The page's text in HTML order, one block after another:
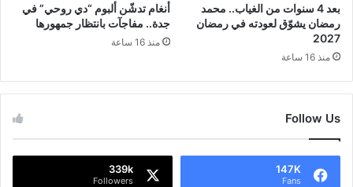
بعد 4 سنوات من الغياب.. محمد
رمضان يشوّق لعودته في رمضان
2027
منذ 16 ساعة
أنغام تدشّن ألبوم “دي روحي” في
جدة.. مفاجآت بانتظار جمهورها
منذ 16 ساعة
Follow Us
147K
Fans
339k
Followers